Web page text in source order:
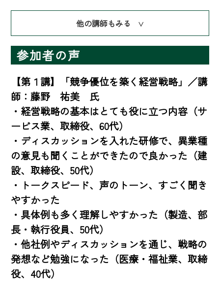
他の講師もみる ∨
参加者の声
【第１講】「競争優位を築く経営戦略」／講
師：藤野　祐美　氏
・経営戦略の基本はとても役に立つ内容（サ
ービス業、取締役、60代）
・ディスカッションを入れた研修で、異業種
の意見も聞くことができたので良かった（建
設、取締役、50代）
・トークスピード、声のトーン、すごく聞き
やすかった
・具体例も多く理解しやすかった（製造、部
長・執行役員、50代）
・他社例やディスカッションを通じ、戦略の
発想など勉強になった（医療・福祉業、取締
役、40代）